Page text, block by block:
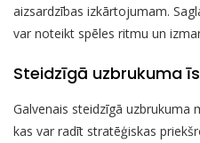
aizsardzības izkārtojumam.
var noteikt spēles ritmu un
Steidzīgā uzbrukuma
Galvenais steidzīgā uzbrukuma
kas var radīt stratēģiskas